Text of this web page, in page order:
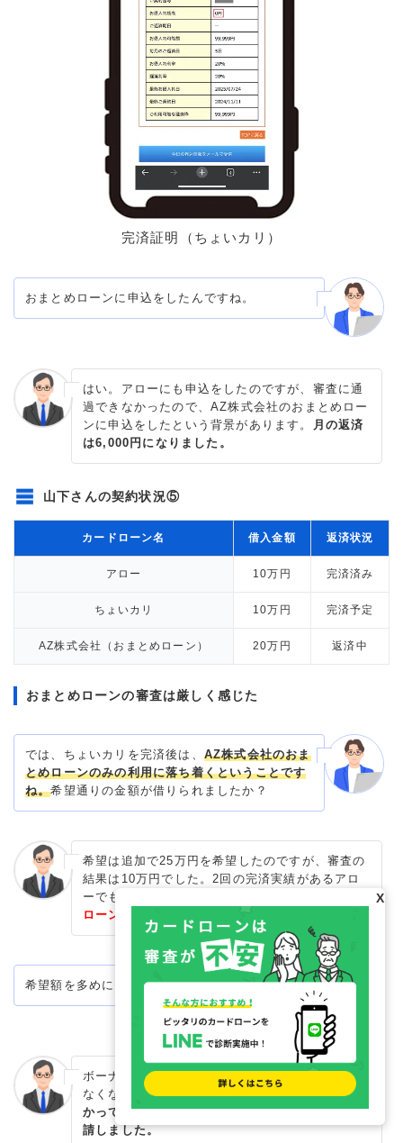
完済証明（ちょいカリ）
おまとめローンに申込をしたんですね。
はい。アローにも申込をしたのですが、審査に通
過できなかったので、AZ株式会社のおまとめロー
ンに申込をしたという背景があります。
月の返済
は6,000円になりました。
山下さんの契約状況⑤
カードローン名 借入金額 返済状況
アロー 10万円 完済済み
ちょいカリ 10万円 完済予定
AZ株式会社（おまとめローン） 20万円 返済中
おまとめローンの審査は厳しく感じた
では、ちょいカリを完済後は、 AZ株式会社のおま
とめローンのみの利用に落ち着くということです
ね。希望通りの金額が借りられましたか？
希望は追加で25万円を希望したのですが、審査の
結果は10万円でした。2回の完済実績があるアロ
ーでも審査に通過できなかったですし、
ローンの審査は結構厳しいと感じました。
希望額を多めにした理由はなぜでしょうか？
ボーナスをアロー返済に充てたことで少し余裕が
なくなったことや、PCの部品代が総額12.7万円か
かっているので、補填になればと思い、多めに申
請しました。
X